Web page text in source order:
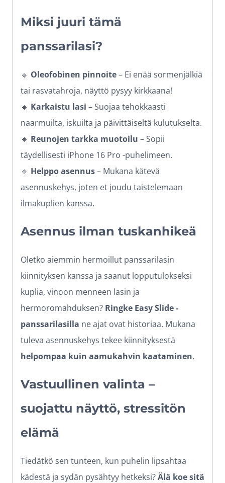
Miksi juuri tämä
panssarilasi?
🔹 Oleofobinen pinnoite– Ei enää sormenjälkiä
tai rasvatahroja, näyttö pysyy kirkkaana!
🔹 Karkaistu lasi – Suojaa tehokkaasti
naarmuilta, iskuilta ja päivittäiseltä kulutukselta.
🔹 Reunojen tarkka muotoilu – Sopii
täydellisesti iPhone 16 Pro -puhelimeen.
🔹 Helppo asennus– Mukana kätevä
asennuskehys, joten et joudu taistelemaan
ilmakuplien kanssa.
Asennus ilman tuskanhikeä
Oletko aiemmin hermoillut panssarilasin
kiinnityksen kanssa ja saanut lopputulokseksi
kuplia, vinoon menneen lasin ja
hermoromahduksen? Ringke Easy Slide -
panssarilasilla ne ajat ovat historiaa. Mukana
tuleva asennuskehys tekee kiinnityksestä
helpompaa kuin aamukahvin kaataminen.
Vastuullinen valinta –
suojattu näyttö, stressitön
elämä
Tiedätkö sen tunteen, kun puhelin lipsahtaa
kädestä ja sydän pysähtyy hetkeksi?Älä koe sitä